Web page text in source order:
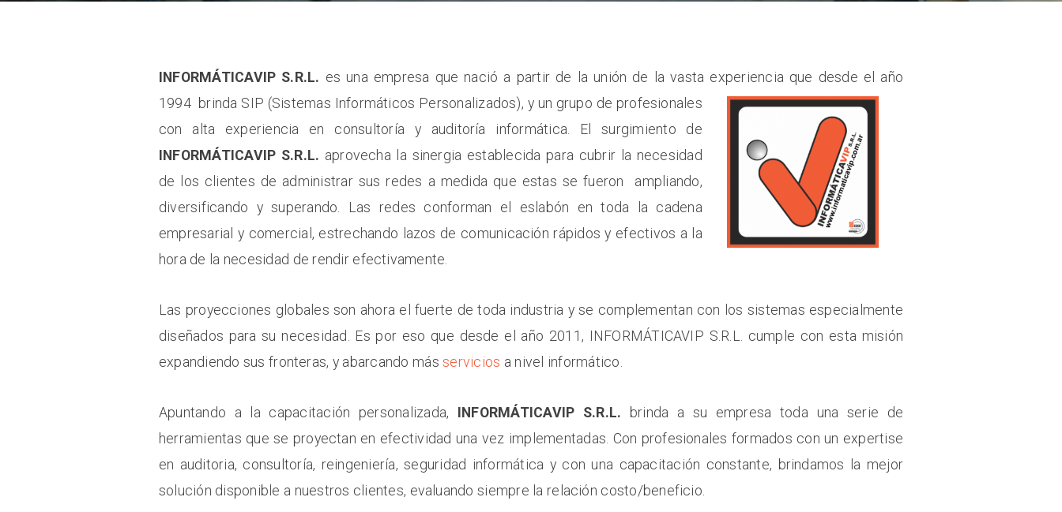
INFORMÁTICAVIP S.R.L. es una empresa que nació a partir de la unión de la vasta experiencia que desde el
año
1994 brinda SIP (Sistemas Informáticos Personalizados), y un grupo de profesionales
con alta experiencia en consultoría y auditoría informática. El surgimiento de
INFORMÁTICAVIP S.R.L. aprovecha la sinergia establecida para cubrir la necesidad
de los clientes de administrar sus redes a medida que estas se fueron ampliando,
diversificando y superando. Las redes conforman el eslabón en toda la cadena
empresarial y comercial, estrechando lazos de comunicación rápidos y efectivos a la
hora de la necesidad de rendir efectivamente.
Las proyecciones globales son ahora el fuerte de toda industria y se complementan con los sistemas especialmente
diseñados para su necesidad. Es por eso que desde el año 2011, INFORMÁTICAVIP S.R.L. cumple con esta misión
expandiendo sus fronteras, y abarcando másservicios a nivel informático.
Apuntando a la capacitación personalizada, INFORMÁTICAVIP S.R.L. brinda a su empresa toda una serie de
herramientas que se proyectan en efectividad una vez implementadas. Con profesionales formados con un expertise
en auditoria, consultoría, reingeniería, seguridad informática y con una capacitación constante, brindamos la mejor
solución disponible a nuestros clientes, evaluando siempre la relación costo/beneficio.